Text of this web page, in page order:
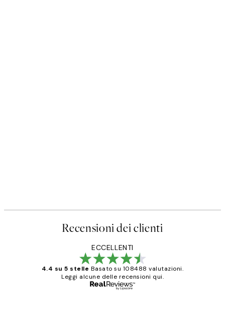
Recensioni dei clienti
ECCELLENTI
4.4 su 5 stelle Basato su 108488 valutazioni.
Leggi alcune delle recensioni qui.